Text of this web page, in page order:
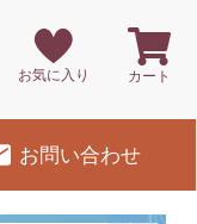
お気に入り カート
お問い合わせ